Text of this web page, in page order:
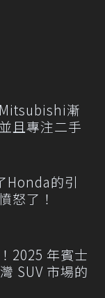
漸
且專注二手
Honda的引
怒了！
2025 年賓士
SUV 市場的